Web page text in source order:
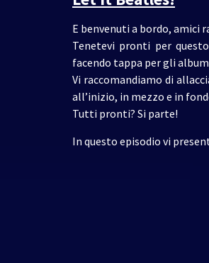
E benvenuti a bordo, amici
Tenetevi pronti per
facendo tappa per gli
Vi raccomandiamo di
all’inizio, in mezzo e in
Tutti pronti? Si parte!
In questo episodio vi